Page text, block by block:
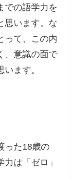
での語学力を
思います。な
って、この内
、意識の面で
ます。
った18歳の
は「ゼロ」